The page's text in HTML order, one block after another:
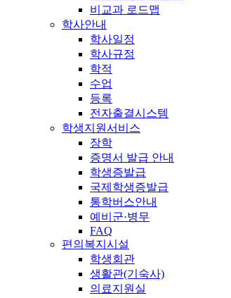
비교과 로드맵
학사안내
학사일정
학사규정
학적
수업
등록
전자출결시스템
학생지원서비스
장학
증명서 발급 안내
학생증발급
국제학생증발급
통학버스안내
예비군·병무
FAQ
편의복지시설
학생회관
생활관(기숙사)
의료지원실